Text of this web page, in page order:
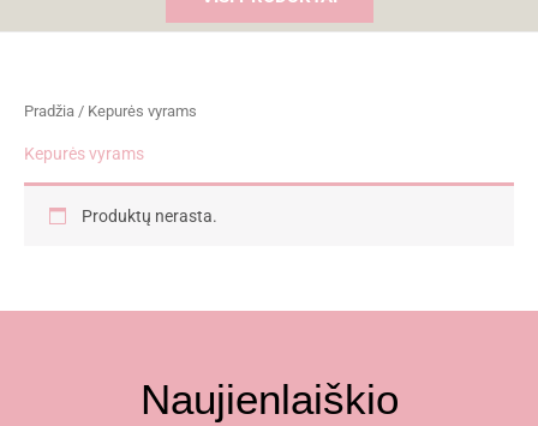
Pradžia / Kepurės vyrams
Kepurės vyrams
Produktų nerasta.
Naujienlaiškio